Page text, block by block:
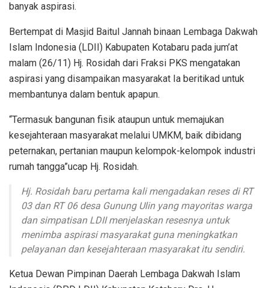
banyak aspirasi.
Bertempat di Masjid Baitul Jannah binaan Lembaga Dakwah
Islam Indonesia (LDII) Kabupaten Kotabaru pada jum’at
malam (26/11) Hj. Rosidah dari Fraksi PKS mengatakan
aspirasi yang disampaikan masyarakat Ia beritikad untuk
membantunya dalam bentuk apapun.
“Termasuk bangunan fisik ataupun untuk memajukan
kesejahteraan masyarakat melalui UMKM, baik dibidang
peternakan, pertanian maupun kelompok-kelompok industri
rumah tangga”ucap Hj. Rosidah.
Hj. Rosidah baru pertama kali mengadakan reses di RT
03 dan RT 06 desa Gunung Ulin yang mayoritas warga
dan simpatisan LDII menjelaskan resesnya untuk
menimba aspirasi masyarakat guna meningkatkan
pelayanan dan kesejahteraan masyarakat itu sendiri.
Ketua Dewan Pimpinan Daerah Lembaga Dakwah Islam